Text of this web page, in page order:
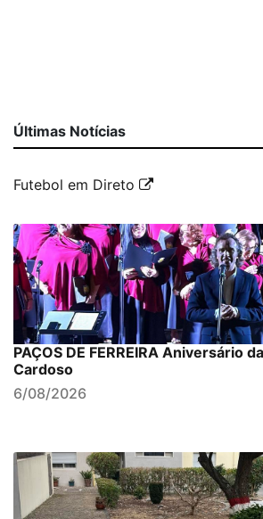
Últimas Notícias
Futebol em Direto
PAÇOS DE FERREIRA Aniversário
Cardoso
6/08/2026